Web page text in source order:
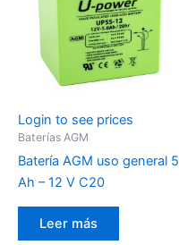
Login to see prices
Baterías AGM
Batería AGM uso general 5
Ah – 12 V C20
Leer más